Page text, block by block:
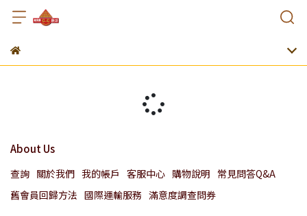
About Us
查詢 關於我們 我的帳戶 客服中心 購物說明 常見問答Q&A
舊會員回歸方法 國際運輸服務 滿意度調查問券